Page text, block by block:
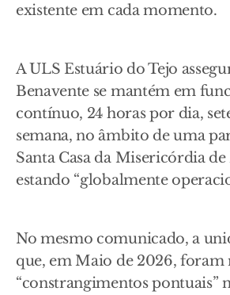
existente em cada momento.
A ULS Estuário do Tejo
Benavente se mantém em
contínuo, 24 horas por dia,
semana, no âmbito de uma
Santa Casa da Misericórdia de
estando “globalmente
No mesmo comunicado, a
que, em Maio de 2026, foram
“constrangimentos pontuais”